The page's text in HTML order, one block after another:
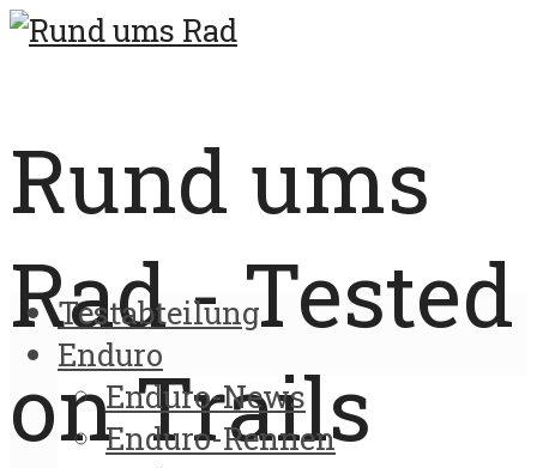
Rund ums
Rad - Tested
on Trails
Testabteilung
Enduro
Enduro-News
Enduro-Rennen